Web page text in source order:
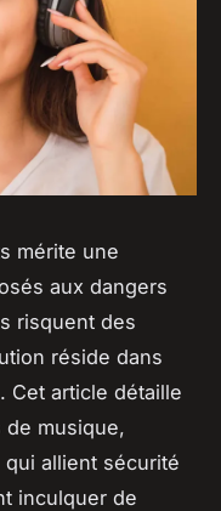
mérite une
aux dangers
risquent des
réside dans
Cet article détaille
musique,
allient sécurité
inculquer de